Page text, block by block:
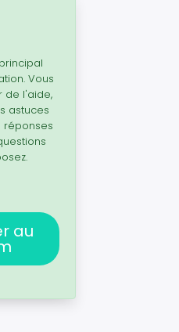
Vous
de l'aide,
astuces
au